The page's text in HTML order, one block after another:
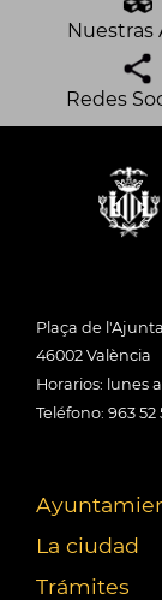
Nuestras
Redes
Plaça de
46002 València
Horarios: lunes
Teléfono: 963 52
La ciudad
Trámites